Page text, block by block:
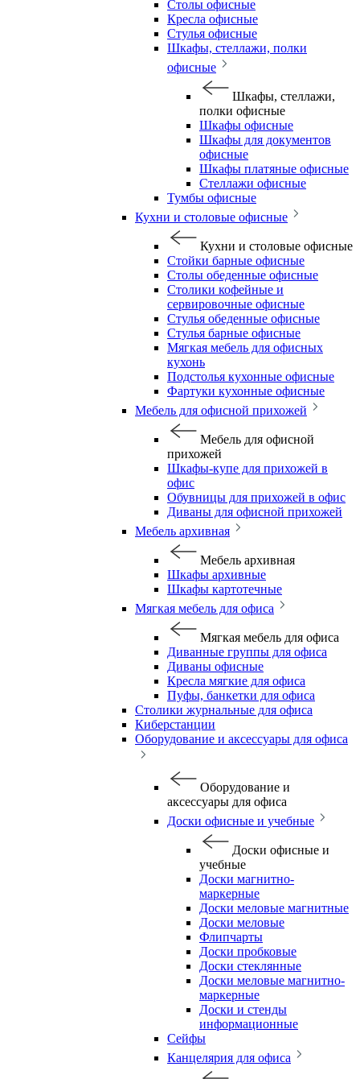
Столы офисные
Кресла офисные
Стулья офисные
Шкафы, стеллажи, полки
офисные
Шкафы, стеллажи,
полки офисные
Шкафы офисные
Шкафы для документов
офисные
Шкафы платяные офисные
Стеллажи офисные
Тумбы офисные
Кухни и столовые офисные
Кухни и столовые офисные
Стойки барные офисные
Столы обеденные офисные
Столики кофейные и
сервировочные офисные
Стулья обеденные офисные
Стулья барные офисные
Мягкая мебель для офисных
кухонь
Подстолья кухонные офисные
Фартуки кухонные офисные
Мебель для офисной прихожей
Мебель для офисной
прихожей
Шкафы-купе для прихожей в
офис
Обувницы для прихожей в офис
Диваны для офисной прихожей
Мебель архивная
Мебель архивная
Шкафы архивные
Шкафы картотечные
Мягкая мебель для офиса
Мягкая мебель для офиса
Диванные группы для офиса
Диваны офисные
Кресла мягкие для офиса
Пуфы, банкетки для офиса
Столики журнальные для офиса
Киберстанции
Оборудование и аксессуары для офиса
Оборудование и
аксессуары для офиса
Доски офисные и учебные
Доски офисные и
учебные
Доски магнитно-
маркерные
Доски меловые магнитные
Доски меловые
Флипчарты
Доски пробковые
Доски стеклянные
Доски меловые магнитно-
маркерные
Доски и стенды
информационные
Сейфы
Канцелярия для офиса